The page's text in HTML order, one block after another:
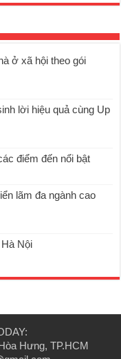
ở xã hội theo gói
lời hiệu quả cùng Up
điểm đến nổi bật
lãm đa ngành cao
Nội
Hưng, TP.HCM